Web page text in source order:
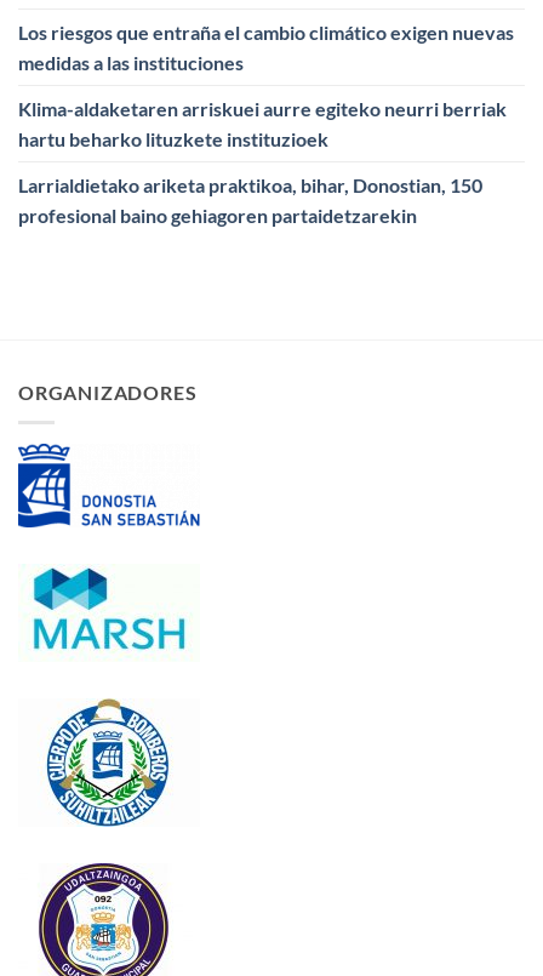
Los riesgos que entraña el cambio climático exigen nuevas
medidas a las instituciones
Klima-aldaketaren arriskuei aurre egiteko neurri berriak
hartu beharko lituzkete instituzioek
Larrialdietako ariketa praktikoa, bihar, Donostian, 150
profesional baino gehiagoren partaidetzarekin
ORGANIZADORES